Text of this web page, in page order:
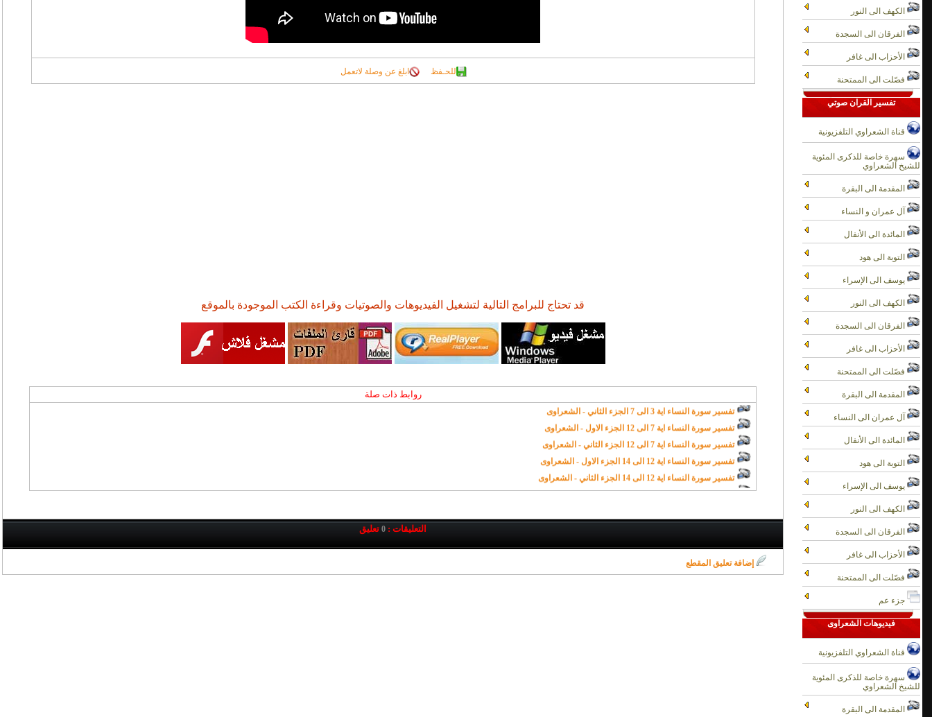
للحـفظ ابلغ عن وصلة لاتعمل
قد تحتاج للبرامج التالية لتشغيل الفيديوهات والصوتيات وقراءة الكتب الموجودة بالموقع
روابط ذات صلة
تفسير سورة النساء اية 3 الى 7 الجزء الثاني - الشعراوى
تفسير سورة النساء اية 7 الى 12 الجزء الاول - الشعراوى
تفسير سورة النساء اية 7 الى 12 الجزء الثاني - الشعراوى
تفسير سورة النساء اية 12 الى 14 الجزء الاول - الشعراوى
تفسير سورة النساء اية 12 الى 14 الجزء الثاني - الشعراوى
تفسير سورة النساء اية 14 الى 15 الجزء الاول - الشعراوى
تفسير سورة النساء اية 14 الى 15 الجزء الثاني - الشعراوى
تفسير سورة النساء اية 17 الى 20 الجزء الاول - الشعراوى
تفسير سورة النساء اية 20 الى 23 الجزء الثاني - الشعراوى
التعليقات : تعليق
إضافة تعليق المقطع
الكهف الى النور
الفرقان الى السجدة
الأحزاب الى غافر
فصّلت الى الممتحنة
تفسير القران صوتي
قناة الشعراوي التلفزيونية
سهرة خاصة للذكرى المئوية
للشيخ الشعراوي
المقدمة الى البقرة
آل عمران و النساء
المائدة الى الأنفال
التوبة الى هود
يوسف الى الإسراء
الكهف الى النور
الفرقان الى السجدة
الأحزاب الى غافر
فصّلت الى الممتحنة
المقدمة الى البقرة
آل عمران الى النساء
المائدة الى الأنفال
التوبة الى هود
يوسف الى الإسراء
الكهف الى النور
الفرقان الى السجدة
الأحزاب الى غافر
فصّلت الى الممتحنة
جزء عم
فيديوهات الشعراوى
قناة الشعراوي التلفزيونية
سهرة خاصة للذكرى المئوية
للشيخ الشعراوي
المقدمة الى البقرة